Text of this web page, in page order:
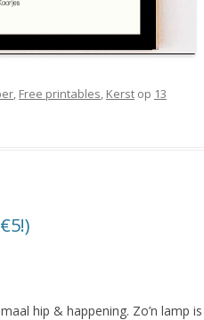
Free printables Kerst op 13
hip & happening. Zo’n lamp is